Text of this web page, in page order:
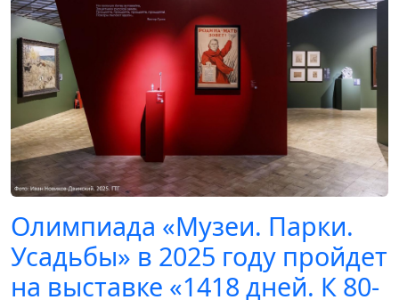
Олимпиада «Музеи. Парки.
Усадьбы» в 2025 году пройдет
на выставке «1418 дней. К 80-